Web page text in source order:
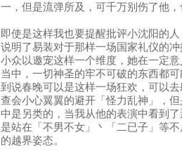
一，但是流弹所及，可千万别伤了他
即使是这样我也要提醒批评小沈阳的
说明了易装对于那样一场国家礼仪的
小众以邀宠这样一个维度，她在一定
当中，一切神圣的牢不可破的东西都
到说春晚可以是这样一场狂欢，可以
查会小心翼翼的避开「怪力乱神」，
中是另类的，当我从他的表演中看到
是站在「不男不女」丶「二已子」等
的越界姿态。